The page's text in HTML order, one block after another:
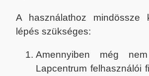
A használathoz mindössze
lépés szükséges:
Amennyiben még
Lapcentrum felhasználói